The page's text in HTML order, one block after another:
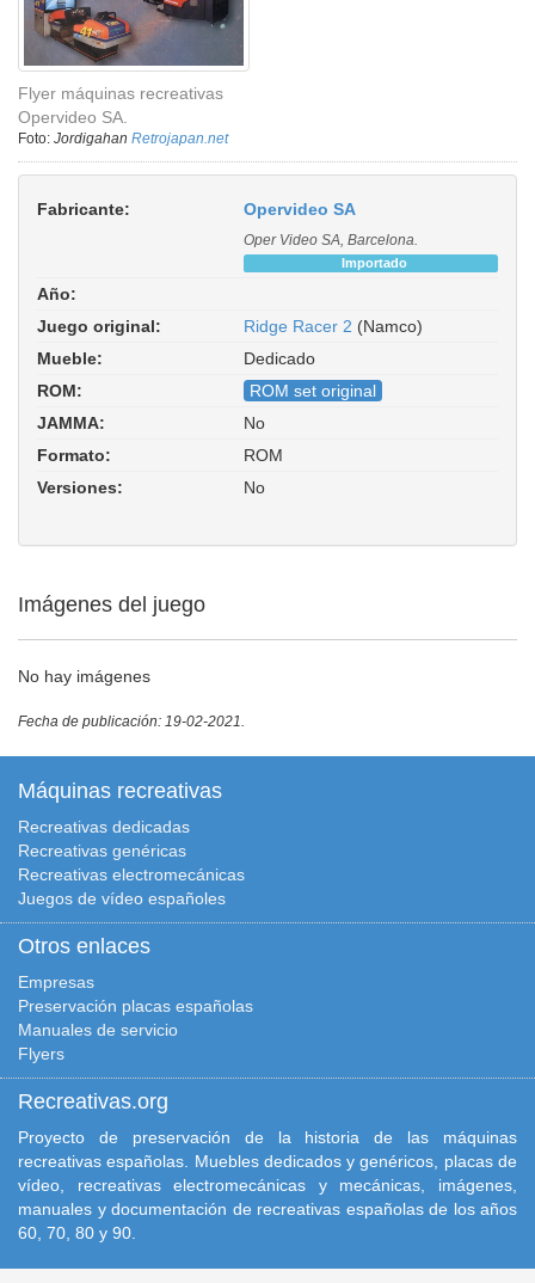
Flyer máquinas recreativas
Opervideo SA.
Foto: Jordigahan Retrojapan.net
Fabricante: Opervideo SA
Oper Video SA, Barcelona.
Importado
Año:
Juego original:
Ridge Racer 2 (Namco)
Mueble:
Dedicado
ROM:
ROM set original
JAMMA:
No
Formato:
ROM
Versiones:
No
Imágenes del juego
No hay imágenes
Fecha de publicación: 19-02-2021.
Máquinas recreativas
Recreativas dedicadas
Recreativas genéricas
Recreativas electromecánicas
Juegos de vídeo españoles
Otros enlaces
Empresas
Preservación placas españolas
Manuales de servicio
Flyers
Recreativas.org
Proyecto de preservación de la historia de las máquinas
recreativas españolas. Muebles dedicados y genéricos, placas de
vídeo, recreativas electromecánicas y mecánicas, imágenes,
manuales y documentación de recreativas españolas de los años
60, 70, 80 y 90.